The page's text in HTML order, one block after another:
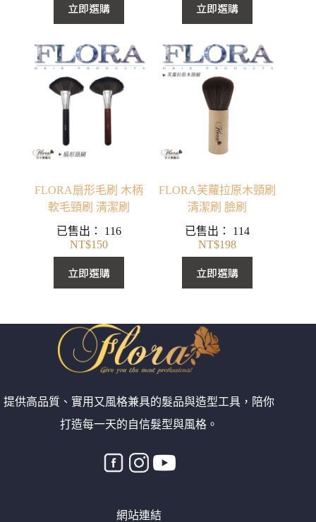
立即選購 立即選購
FLORA扇形毛刷 木柄
軟毛頸刷 清潔刷
已售出： 116
NT$150
立即選購
FLORA芙蘿拉原木頸刷
清潔刷 臉刷
已售出： 114
NT$198
立即選購
提供高品質、實用又風格兼具的髮品與造型工具，陪你
打造每一天的自信髮型與風格。
網站連結